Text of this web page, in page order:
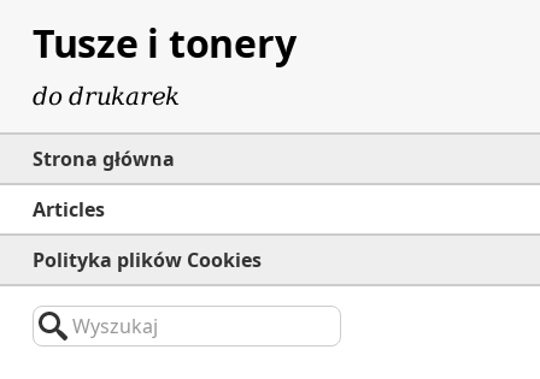
Tusze i tonery
do drukarek
Strona główna
Articles
Polityka plików Cookies
Wyszukaj